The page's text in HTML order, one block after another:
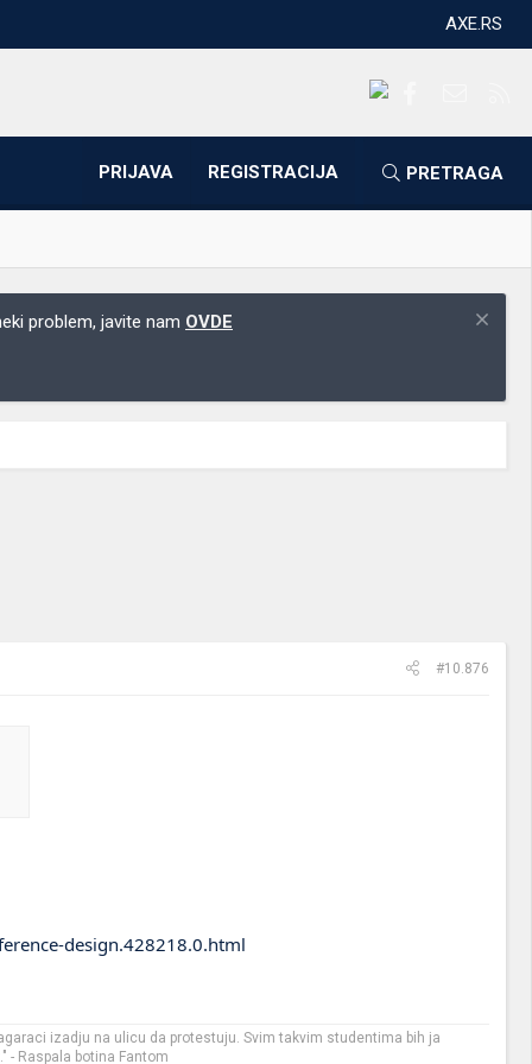
AXE.RS
PRIJAVA REGISTRACIJA PRETRAGA
problem, javite nam OVDE
#10.876
design.428218.0.html
izadju na ulicu da protestuju. Svim takvim studentima bih ja
Raspala botina Fantom